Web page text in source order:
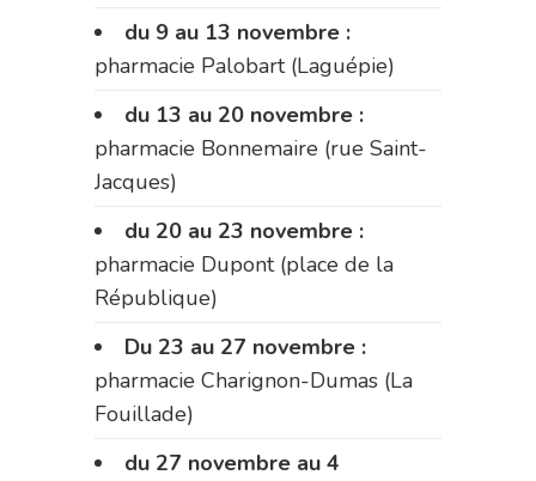
du 9 au 13 novembre :
pharmacie Palobart (Laguépie)
du 13 au 20 novembre :
pharmacie Bonnemaire (rue Saint-
Jacques)
du 20 au 23 novembre :
pharmacie Dupont (place de la
République)
Du 23 au 27 novembre :
pharmacie Charignon-Dumas (La
Fouillade)
du 27 novembre au 4